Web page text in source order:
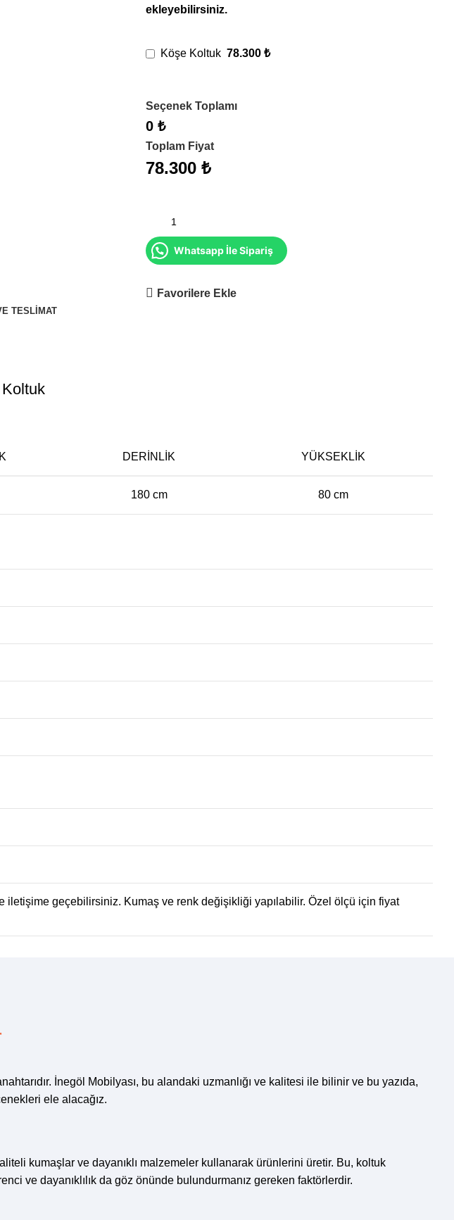
ekleyebilirsiniz.
Köşe Koltuk 78.300 ₺
Seçenek Toplamı
0 ₺
Toplam Fiyat
78.300 ₺
Whatsapp İle Sipariş
Favorilere Ekle
TESLIMAT
DERINLIK YÜKSEKLIK
180 cm 80 cm
iletişime geçebilirsiniz. Kumaş ve renk değişikliği yapılabilir. Özel ölçü için fiyat
İnegöl Mobilyası, bu alandaki uzmanlığı ve kalitesi ile bilinir ve bu yazıda,
ele alacağız.
kumaşlar ve dayanıklı malzemeler kullanarak ürünlerini üretir. Bu, koltuk
ve dayanıklılık da göz önünde bulundurmanız gereken faktörlerdir.